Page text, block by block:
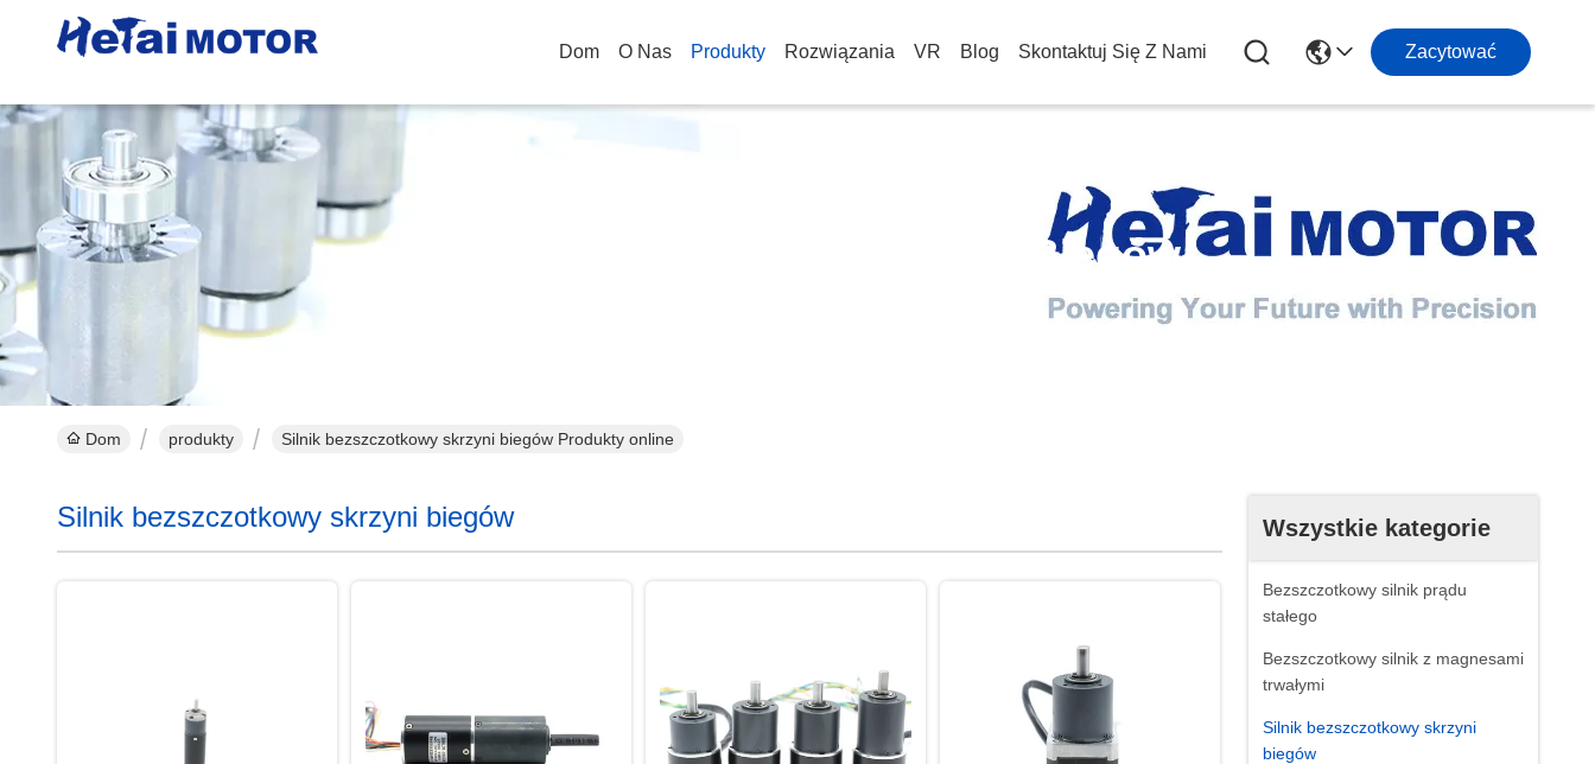
Dom O Nas Produkty Rozwiązania VR Blog Skontaktuj Się Z Nami Zacytować
Silnik Bezszczotkowy Skrzyni Biegów
Dom produkty Silnik bezszczotkowy skrzyni biegów Produkty online
Wszystkie kategorie
Bezszczotkowy silnik prądu
stałego
Bezszczotkowy silnik z magnesami
trwałymi
Silnik bezszczotkowy skrzyni
biegów
Silnik bezszczotkowy skrzyni biegów